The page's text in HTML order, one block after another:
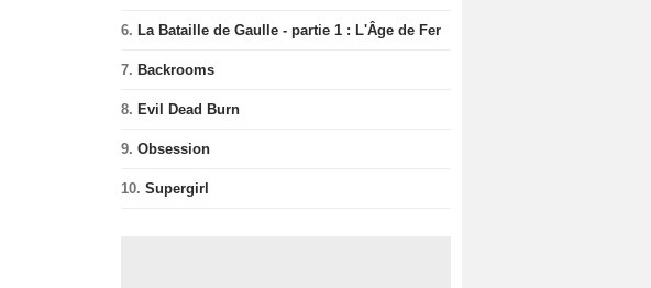
6. La Bataille de Gaulle - partie 1 : L'Âge de Fer
7. Backrooms
8. Evil Dead Burn
9. Obsession
10. Supergirl